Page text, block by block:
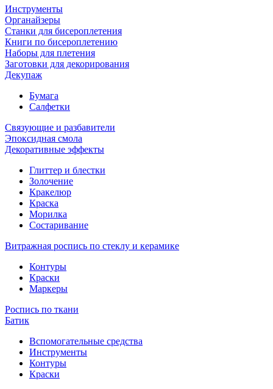
Инструменты
Органайзеры
Станки для бисероплетения
Книги по бисероплетению
Наборы для плетения
Заготовки для декорирования
Декупаж
Бумага
Салфетки
Связующие и разбавители
Эпоксидная смола
Декоративные эффекты
Глиттер и блестки
Золочение
Кракелюр
Краска
Морилка
Состаривание
Витражная роспись по стеклу и керамике
Контуры
Краски
Маркеры
Роспись по ткани
Батик
Вспомогательные средства
Инструменты
Контуры
Краски